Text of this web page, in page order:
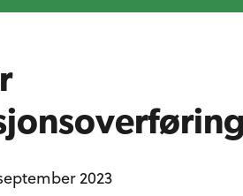
2023